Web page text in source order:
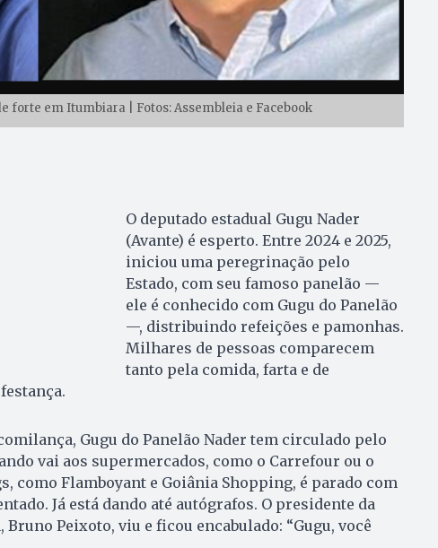
forte em Itumbiara | Fotos: Assembleia e Facebook
O deputado estadual Gugu Nader
(Avante) é esperto. Entre 2024 e 2025,
iniciou uma peregrinação pelo
Estado, com seu famoso panelão —
ele é conhecido com Gugu do Panelão
—, distribuindo refeições e pamonhas.
Milhares de pessoas comparecem
tanto pela comida, farta e de
Gugu do Panelão Nader tem circulado pelo
vai aos supermercados, como o Carrefour ou o
como Flamboyant e Goiânia Shopping, é parado com
Já está dando até autógrafos. O presidente da
Peixoto, viu e ficou encabulado: “Gugu, você